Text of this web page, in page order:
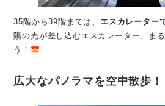
35階から39階までは、 エスカレーター
陽の光が差し込むエスカレーター、ま
う！
広大なパノラマを空中散歩！